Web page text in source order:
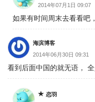
2014年07月1日 09:07
如果有时间周末去看看吧
海滨博客
2014年06月30日 09:31
看到后面中国的就无语，
恋羽